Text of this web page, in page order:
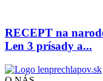
RECEPT na
Len 3 prísady a...